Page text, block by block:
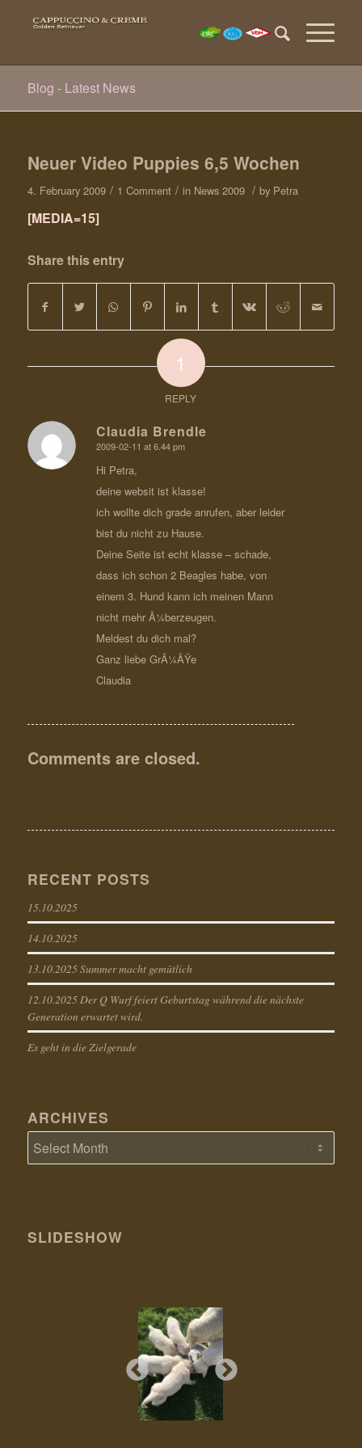
Blog - Latest News
Neuer Video Puppies 6,5 Wochen
4. February 2009 / 1 Comment / in News 2009 / by Petra
[MEDIA=15]
Share this entry
1
REPLY
Claudia Brendle
says:
2009-02-11 at 6.44 pm
Hi Petra,
deine websit ist klasse!
ich wollte dich grade anrufen, aber leider
bist du nicht zu Hause.
Deine Seite ist echt klasse – schade,
dass ich schon 2 Beagles habe, von
einem 3. Hund kann ich meinen Mann
nicht mehr Ã¼berzeugen.
Meldest du dich mal?
Ganz liebe GrÃ¼ÃŸe
Claudia
Comments are closed.
RECENT POSTS
15.10.2025
14.10.2025
13.10.2025 Summer macht gemütlich
12.10.2025 Der Q Wurf feiert Geburtstag während die nächste
Generation erwartet wird.
Es geht in die Zielgerade
ARCHIVES
SLIDESHOW